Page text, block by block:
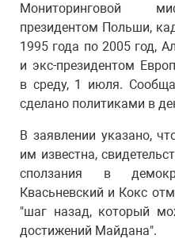
Мониторинговой
президентом Польши,
1995 года по 2005 год,
и экс-президентом
в среду, 1 июля.
сделано политиками в
В заявлении указано,
им известна,
сползания в
Квасьневский и Кокс
"шаг назад, который
достижений Майдана".